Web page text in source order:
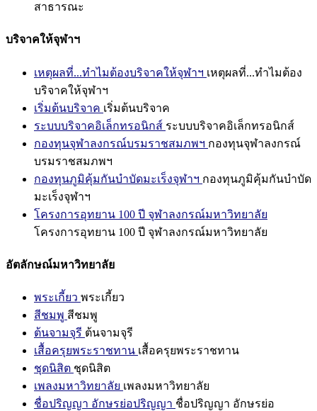
สาธารณะ
บริจาคให้จุฬาฯ
เหตุผลที่...ทำไมต้องบริจาคให้จุฬาฯ เหตุผลที่...ทำไมต้อง
บริจาคให้จุฬาฯ
เริ่มต้นบริจาค เริ่มต้นบริจาค
ระบบบริจาคอิเล็กทรอนิกส์ ระบบบริจาคอิเล็กทรอนิกส์
กองทุนจุฬาลงกรณ์บรมราชสมภพฯ กองทุนจุฬาลงกรณ์
บรมราชสมภพฯ
กองทุนภูมิคุ้มกันบำบัดมะเร็งจุฬาฯ กองทุนภูมิคุ้มกันบำบัด
มะเร็งจุฬาฯ
โครงการอุทยาน 100 ปี จุฬาลงกรณ์มหาวิทยาลัย
โครงการอุทยาน 100 ปี จุฬาลงกรณ์มหาวิทยาลัย
อัตลักษณ์มหาวิทยาลัย
พระเกี้ยว พระเกี้ยว
สีชมพู สีชมพู
ต้นจามจุรี ต้นจามจุรี
เสื้อครุยพระราชทาน เสื้อครุยพระราชทาน
ชุดนิสิต ชุดนิสิต
เพลงมหาวิทยาลัย เพลงมหาวิทยาลัย
ชื่อปริญญา อักษรย่อปริญญา ชื่อปริญญา อักษรย่อ